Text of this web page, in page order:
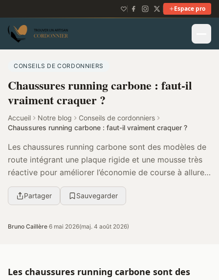
Espace pro
CONSEILS DE CORDONNIERS
Chaussures running carbone : faut-il
vraiment craquer ?
Accueil Notre blog
Conseils de cordonniers
Chaussures running carbone : faut-il vraiment craquer ?
Les chaussures running carbone sont des modèles de
route intégrant une plaque rigide et une mousse très
réactive pour améliorer l’économie de course à allure
soutenue. Elles sont surtout pertinentes e...
Partager Sauvegarder
Bruno Caillère·6 mai 2026(maj. 4 août 2026)
Les chaussures running carbone sont des